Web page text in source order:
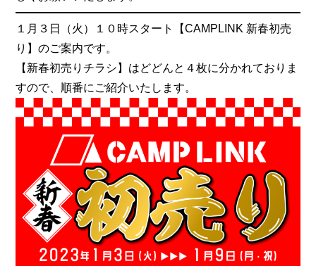
１月３日（火）１０時スタート【CAMPLINK 新春初売
り】のご案内です。
【新春初売りチラシ】はどどんと４枚に分かれておりま
すので、順番にご紹介いたします。